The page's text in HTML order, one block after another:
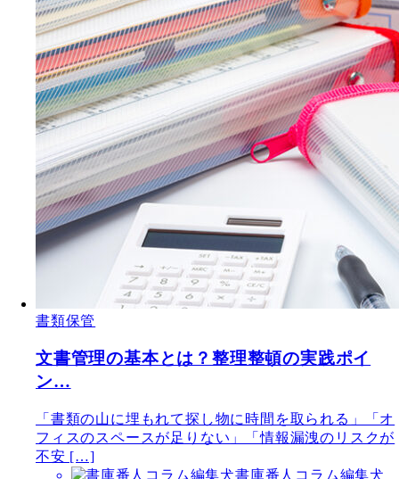
書類保管
文書管理の基本とは？整理整頓の実践ポイ
ン…
「書類の山に埋もれて探し物に時間を取られる」「オ
フィスのスペースが足りない」「情報漏洩のリスクが
不安 […]
書庫番人コラム編集犬